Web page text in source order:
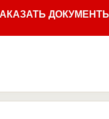
ДОКУМЕНТЫ